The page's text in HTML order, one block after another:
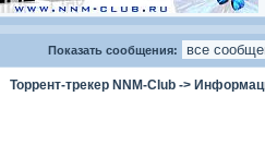
Показать сообщения:
Торрент-трекер NNM-Club ->